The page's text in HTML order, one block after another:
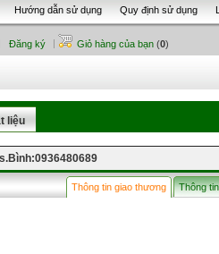
Hướng dẫn sử dụng Quy định sử dụng
Đăng ký Giỏ hàng của bạn (0)
liệu
Thông tin giao thương Thông